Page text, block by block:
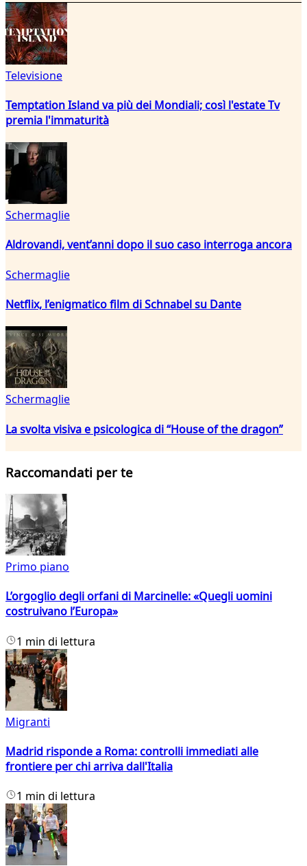
Televisione
Temptation Island va più dei Mondiali; così l'estate Tv
premia l'immaturità
Schermaglie
Aldrovandi, vent’anni dopo il suo caso interroga ancora
Schermaglie
Netflix, l’enigmatico film di Schnabel su Dante
Schermaglie
La svolta visiva e psicologica di “House of the dragon”
Raccomandati per te
Primo piano
L’orgoglio degli orfani di Marcinelle: «Quegli uomini
costruivano l’Europa»
1 min di lettura
Migranti
Madrid risponde a Roma: controlli immediati alle
frontiere per chi arriva dall'Italia
1 min di lettura